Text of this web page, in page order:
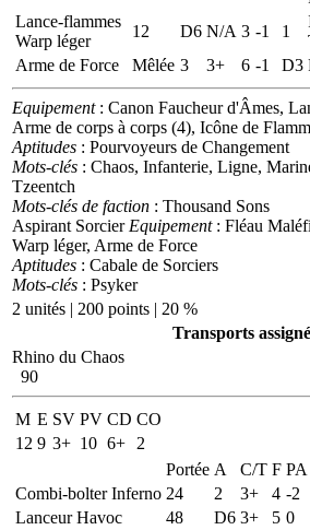
Lance-flammes
Warp léger
12 D6 N/A 3 -1 1
Arme de Force
Mêlée 3 3+ 6 -1 D3
Equipement: Canon Faucheur d'Âmes,
Arme de corps à corps (4), Icône de
Aptitudes : Pourvoyeurs de Changement
Mots-clés : Chaos, Infanterie, Ligne,
Tzeentch
Mots-clés de faction : Thousand Sons
Aspirant Sorcier Equipement: Fléau
Warp léger, Arme de Force
Aptitudes : Cabale de Sorciers
Mots-clés : Psyker
2 unités | 200 points | 20 %
Transports
Rhino du Chaos
90
M E SV PV CD CO
12 9 3+ 10 6+
2
Portée A C/T F PA
Combi-bolter Inferno 24 2 3+ 4 -2
Lanceur Havoc
48 D6 3+ 5 0